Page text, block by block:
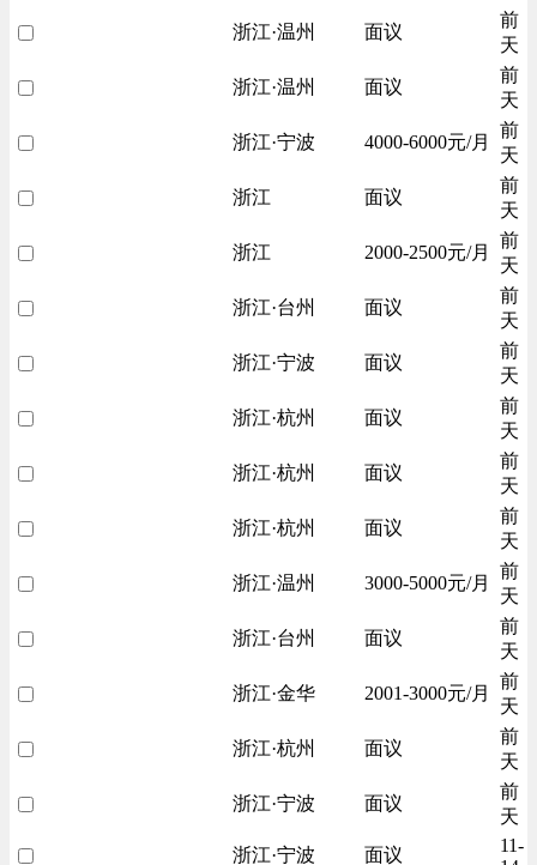
浙江·温州 面议
前
天
浙江·温州 面议
前
天
浙江·宁波 4000-6000元/月
前
天
浙江 面议
前
天
浙江 2000-2500元/月
前
天
浙江·台州 面议
前
天
浙江·宁波 面议
前
天
浙江·杭州 面议
前
天
浙江·杭州 面议
前
天
浙江·杭州 面议
前
天
浙江·温州 3000-5000元/月
前
天
浙江·台州 面议
前
天
浙江·金华 2001-3000元/月
前
天
浙江·杭州 面议
前
天
浙江·宁波 面议
前
天
浙江·宁波
面议
11-